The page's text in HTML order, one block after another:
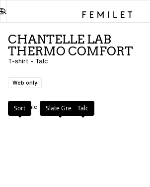
CHANTELLE LAB
THERMO COMFORT
T-shirt - Talc
Web only
Farve: Talc
Sort Slate Grey Talc